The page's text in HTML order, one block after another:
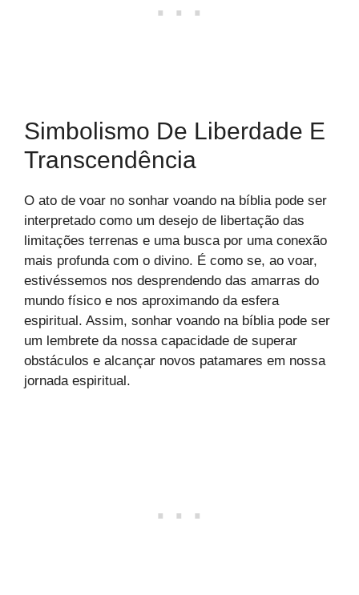
Simbolismo De Liberdade E
Transcendência
O ato de voar no sonhar voando na bíblia pode ser
interpretado como um desejo de libertação das
limitações terrenas e uma busca por uma conexão
mais profunda com o divino. É como se, ao voar,
estivéssemos nos desprendendo das amarras do
mundo físico e nos aproximando da esfera
espiritual. Assim, sonhar voando na bíblia pode ser
um lembrete da nossa capacidade de superar
obstáculos e alcançar novos patamares em nossa
jornada espiritual.